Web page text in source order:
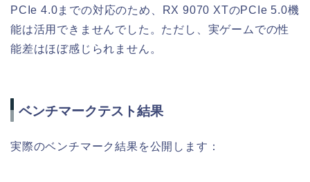
PCIe 4.0までの対応のため、RX 9070 XTのPCIe 5.0機
能は活用できませんでした。ただし、実ゲームでの性
能差はほぼ感じられません。
ベンチマークテスト結果
実際のベンチマーク結果を公開します：